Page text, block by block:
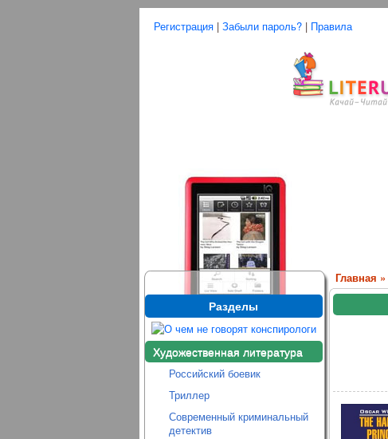
Регистрация| Забыли пароль?| Правила
Разделы
Художественная литература
Российский боевик
Триллер
Современный криминальный
детектив
Главная »